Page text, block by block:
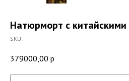
Натюрморт с
SKU:
379000,00 р